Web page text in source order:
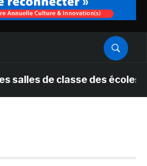
classe des écoles primaires